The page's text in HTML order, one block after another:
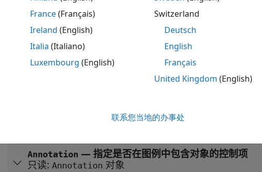
Matrix —变换矩阵
4×4 的矩阵
图例
图例标签
字符向量|字符串标量
Annotation —指定是否在图例中包含对象的控制项
只读: Annotation 对象
France(Français)
Ireland (English)
Italia (Italiano)
Luxembourg (English)
Switzerland
Deutsch
English
Français
United Kingdom (English)
联系您当地的办事处